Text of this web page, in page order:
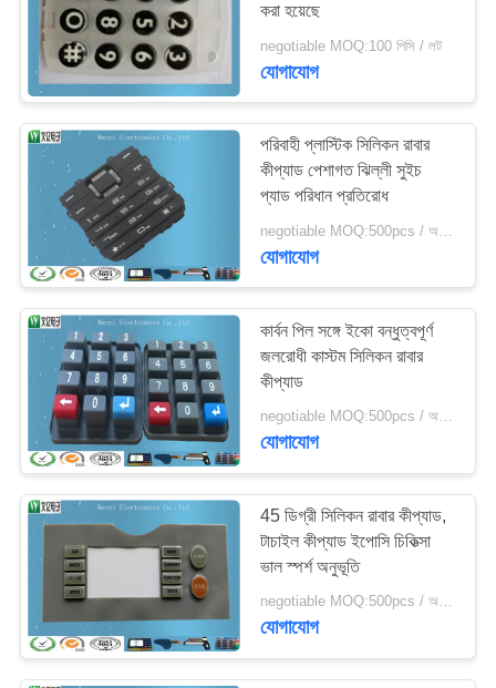
সাইট
ম্যাপ
PRIVACY
POLICY
করা হয়েছে
negotiable MOQ:100 পিসি / লট
যোগাযোগ
পরিবাহী প্লাস্টিক সিলিকন রাবার
কীপ্যাড পেশাগত ঝিল্লী সুইচ
প্যাড পরিধান প্রতিরোধ
negotiable MOQ:500pcs / অনেক
যোগাযোগ
কার্বন পিল সঙ্গে ইকো বন্ধুত্বপূর্ণ
জলরোধী কাস্টম সিলিকন রাবার
কীপ্যাড
negotiable MOQ:500pcs / অনেক
যোগাযোগ
45 ডিগ্রী সিলিকন রাবার কীপ্যাড,
টাচাইল কীপ্যাড ইপোসি চিকিত্সা
ভাল স্পর্শ অনুভূতি
negotiable MOQ:500pcs / অনেক
যোগাযোগ